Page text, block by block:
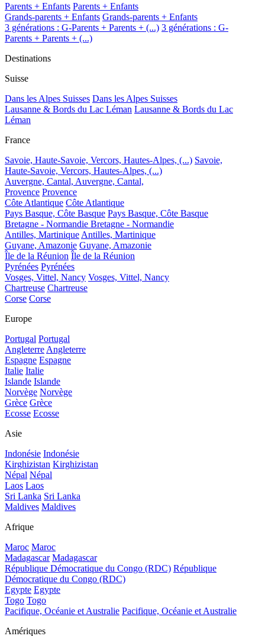
Parents + Enfants Parents + Enfants
Grands-parents + Enfants Grands-parents + Enfants
3 générations : G-Parents + Parents + (...) 3 générations : G-
Parents + Parents + (...)
Destinations
Suisse
Dans les Alpes Suisses Dans les Alpes Suisses
Lausanne & Bords du Lac Léman Lausanne & Bords du Lac
Léman
France
Savoie, Haute-Savoie, Vercors, Hautes-Alpes, (...) Savoie,
Haute-Savoie, Vercors, Hautes-Alpes, (...)
Auvergne, Cantal, Auvergne, Cantal,
Provence Provence
Côte Atlantique Côte Atlantique
Pays Basque, Côte Basque Pays Basque, Côte Basque
Bretagne - Normandie Bretagne - Normandie
Antilles, Martinique Antilles, Martinique
Guyane, Amazonie Guyane, Amazonie
Île de la Réunion Île de la Réunion
Pyrénées Pyrénées
Vosges, Vittel, Nancy Vosges, Vittel, Nancy
Chartreuse Chartreuse
Corse Corse
Europe
Portugal Portugal
Angleterre Angleterre
Espagne Espagne
Italie Italie
Islande Islande
Norvège Norvège
Grèce Grèce
Ecosse Ecosse
Asie
Indonésie Indonésie
Kirghizistan Kirghizistan
Népal Népal
Laos Laos
Sri Lanka Sri Lanka
Maldives Maldives
Afrique
Maroc Maroc
Madagascar Madagascar
République Démocratique du Congo (RDC) République
Démocratique du Congo (RDC)
Egypte Egypte
Togo Togo
Pacifique, Océanie et Australie Pacifique, Océanie et Australie
Amériques